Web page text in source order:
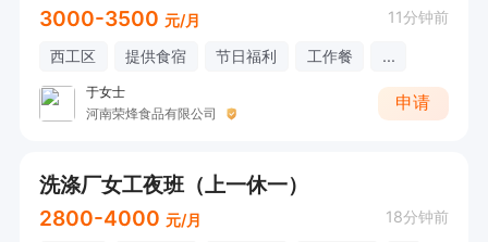
3000-3500 元/月 11分钟前
西工区 提供食宿 节日福利 工作餐 ...
于女士
河南荣烽食品有限公司
申请
洗涤厂女工夜班（上一休一）
2800-4000 元/月 18分钟前